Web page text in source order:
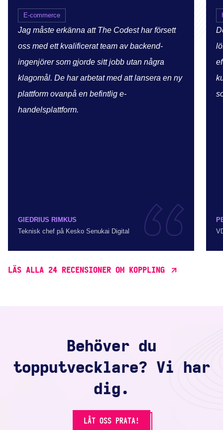
E-commerce
Jag måste erkänna att The Codest har försett
oss med ett kvalificerat team av backend-
ingenjörer som gjorde sitt jobb utan några
klagomål. De har arbetat med att lansera en ny
plattform ovanpå en befintlig e-
handelsplattform.
GIEDRIUS RIMKUS
Teknisk chef på Kesko Senukai Digital
LÄS ALLA 24 RECENSIONER OM KOPPLING
Behöver du
topputvecklare? Vi har
dig.
LÅT OSS PRATA!